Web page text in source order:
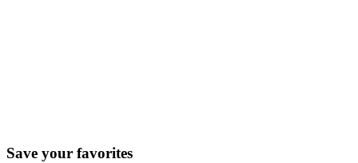
Save your favorites